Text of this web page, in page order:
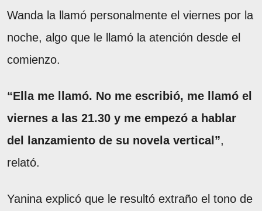
Wanda la llamó personalmente el viernes por la
noche, algo que le llamó la atención desde el
comienzo.
“Ella me llamó. No me escribió, me llamó el
viernes a las 21.30 y me empezó a hablar
del lanzamiento de su novela vertical”,
relató.
Yanina explicó que le resultó extraño el tono de